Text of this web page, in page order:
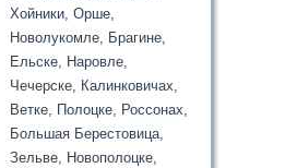
Хойники, Орше,
Новолукомле, Брагине,
Ельске, Наровле,
Чечерске, Калинковичах,
Ветке, Полоцке, Россонах,
Большая Берестовица,
Зельве, Новополоцке,